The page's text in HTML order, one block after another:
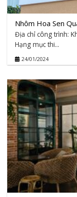
Nhôm Hoa Sen
Địa chỉ công trình:
Hạng mục thi...
24/01/2024